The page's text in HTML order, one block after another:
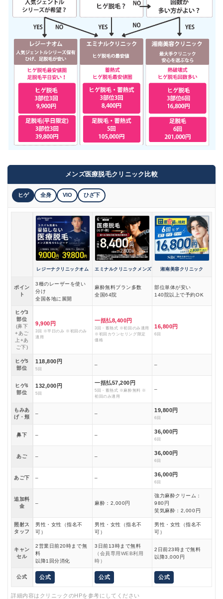
メンズ医療脱毛クリニック比較
ヒゲ 全身 VIO ひざ下
レジーナクリニックオム エミナルクリニックメンズ 湘南美容クリニック
ポイン
ト
3種のレーザーを使い
分け
全国各地に展開
麻酔無料プラン多数
全国64院
部位単体が安い
140院以上で予約OK
ヒゲ3
部位
(鼻下
+あご
上+あ
ご下)
9,900円
3回 ※平日のみ ※初回のみ
適用
一括払8,400円
3回・蓄熱式 ※初回のみ適用
※初回カウンセリング限定
価格
16,800円
6回
ヒゲ5
部位
118,800円
5回
– –
ヒゲ6
部位
132,000円
5回
一括払57,200円
5回・蓄熱式 ※麻酔無料 ※
初回のみ適用
–
もみあ
げ・頬
– –
19,800円
6回
鼻下 – –
36,000円
6回
あご – –
36,000円
6回
あご下 – –
36,000円
6回
追加料
金
– 麻酔：2,000円
強力麻酔クリーム：
980円
笑気麻酔：2,000円
照射ス
タッフ
男性・女性（指名不
可）
男性・女性（指名不
可）
男性・女性（指名不
可）
キャン
セル
2営業日前20時まで無
料
以降1回分消化
3日前13時まで無料
（会員専用WEB利用
時）
2日前23時まで無料
以降3,000円
公式 公式 公式 公式
詳細内容はクリニックのHPを参考にしてください